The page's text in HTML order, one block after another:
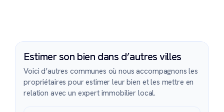
Estimer son bien dans d’autres villes
Voici d’autres communes où nous accompagnons les
propriétaires pour estimer leur bien et les mettre en
relation avec un expert immobilier local.